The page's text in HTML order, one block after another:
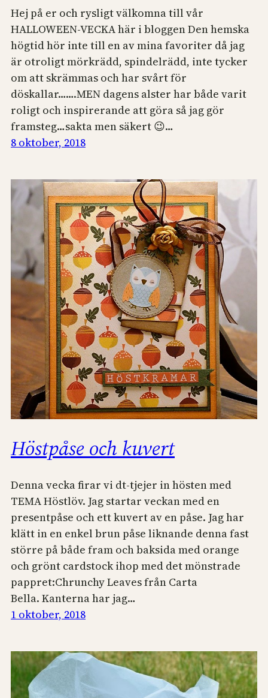
Hej på er och rysligt välkomna till vår
HALLOWEEN-VECKA här i bloggen Den hemska
högtid hör inte till en av mina favoriter då jag
är otroligt mörkrädd, spindelrädd, inte tycker
om att skrämmas och har svårt för
döskallar…….MEN dagens alster har både varit
roligt och inspirerande att göra så jag gör
framsteg…sakta men säkert 😉…
8 oktober, 2018
Höstpåse och kuvert
Denna vecka firar vi dt-tjejer in hösten med
TEMA Höstlöv. Jag startar veckan med en
presentpåse och ett kuvert av en påse. Jag har
klätt in en enkel brun påse liknande denna fast
större på både fram och baksida med orange
och grönt cardstock ihop med det mönstrade
pappret:Chrunchy Leaves från Carta
Bella. Kanterna har jag…
1 oktober, 2018